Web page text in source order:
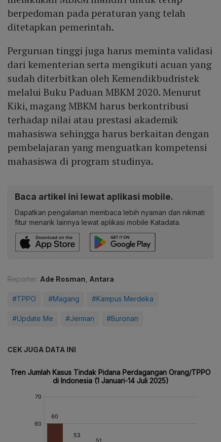
berpedoman pada peraturan yang telah
ditetapkan pemerintah.
Perguruan tinggi juga harus meminta validasi
dari kementerian serta mengikuti acuan yang
sudah diterbitkan oleh Kemendikbudristek
melalui Buku Paduan MBKM 2020. Menurut
Kiki, magang MBKM harus berkontribusi
terhadap nilai atau prestasi akademik
mahasiswa sehingga harus berkaitan dengan
pembelajaran yang menguatkan kompetensi
mahasiswa di program studinya.
Baca artikel ini lewat aplikasi mobile.
Dapatkan pengalaman membaca lebih nyaman dan nikmati
fitur menarik lainnya lewat aplikasi mobile Katadata.
Reporter: Ade Rosman, Antara
#TPPO #Magang #Kampus Merdeka
#Update Me #Jerman #Buronan
CEK JUGA DATA INI